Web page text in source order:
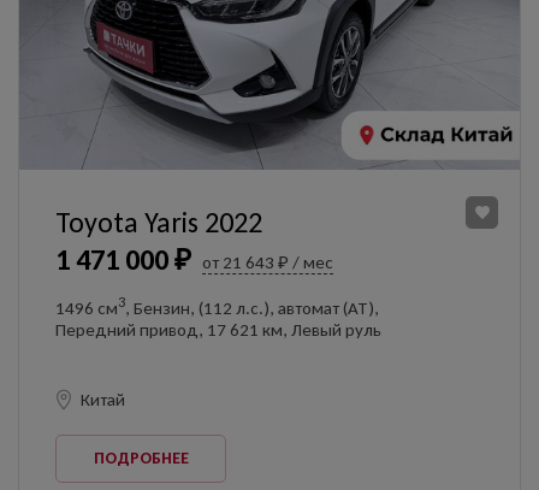
1 471 000 ₽ от 21 643 ₽ / мес
Toyota Yaris 2022
1496 см3, Бензин, (112 л.с.), автомат (AT),
Передний привод, 17 621 км, Левый руль
Китай
ПОДРОБНЕЕ